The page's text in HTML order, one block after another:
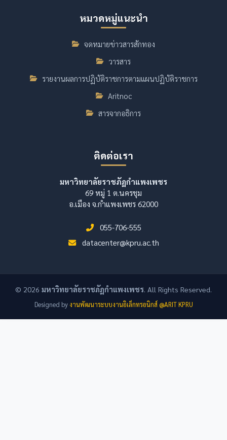
หมวดหมู่แนะนำ
จดหมายข่าวสารสักทอง
วารสาร
รายงานผลการปฏิบัติราชการตามแผนปฏิบัติราชการ
Aritnoc
สารจากอธิการ
ติดต่อเรา
มหาวิทยาลัยราชภัฏกำแพงเพชร
69 หมู่ 1 ต.นครชุม
อ.เมือง จ.กำแพงเพชร 62000
055-706-555
datacenter@kpru.ac.th
© 2026 มหาวิทยาลัยราชภัฏกำแพงเพชร. All Rights Reserved.
Designed byงานพัฒนาระบบงานอิเล็กทรอนิกส์ @ARIT KPRU